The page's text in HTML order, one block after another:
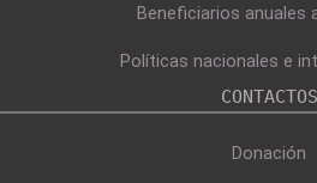
Beneficiarios anuales
Políticas nacionales e
CONTACTOS
Donación